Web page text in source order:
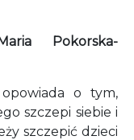
Pokorska-
o tym,
szczepi siebie i
szczepić dzieci